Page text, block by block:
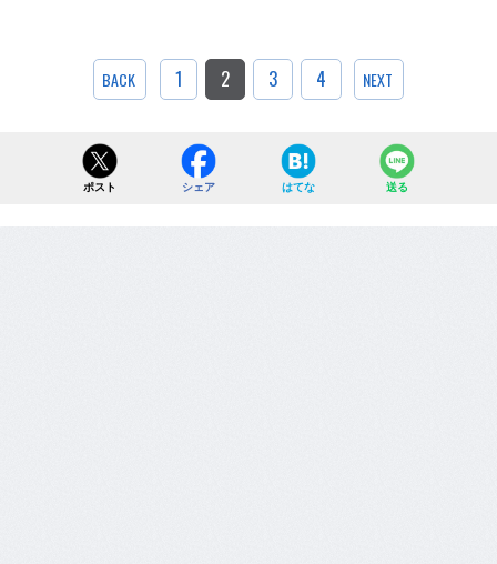
BACK 1 2 3 4 NEXT
ポスト シェア はてな 送る